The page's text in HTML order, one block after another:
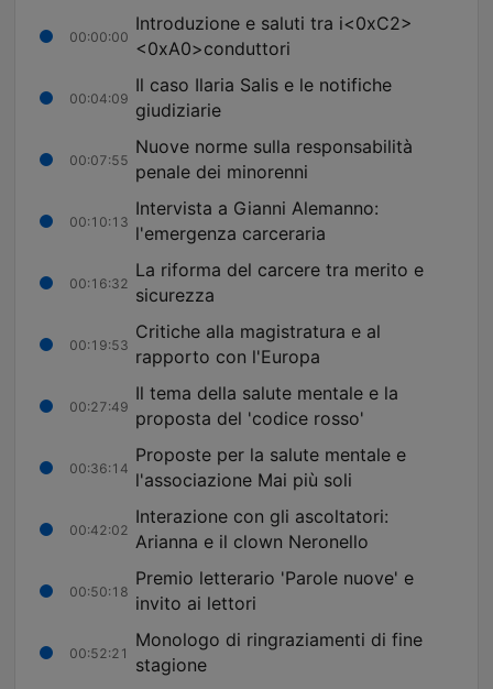
00:00:00
Introduzione e saluti tra i<0xC2>
<0xA0>conduttori
00:04:09
Il caso Ilaria Salis e le notifiche
giudiziarie
00:07:55
Nuove norme sulla responsabilità
penale dei minorenni
00:10:13
Intervista a Gianni Alemanno:
l'emergenza carceraria
00:16:32
La riforma del carcere tra merito e
sicurezza
00:19:53
Critiche alla magistratura e al
rapporto con l'Europa
00:27:49
Il tema della salute mentale e la
proposta del 'codice rosso'
00:36:14
Proposte per la salute mentale e
l'associazione Mai più soli
00:42:02
Interazione con gli ascoltatori:
Arianna e il clown Neronello
00:50:18
Premio letterario 'Parole nuove' e
invito ai lettori
00:52:21
Monologo di ringraziamenti di fine
stagione